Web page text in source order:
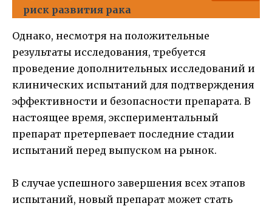
риск развития рака
Однако, несмотря на положительные
результаты исследования, требуется
проведение дополнительных исследований и
клинических испытаний для подтверждения
эффективности и безопасности препарата. В
настоящее время, экспериментальный
препарат претерпевает последние стадии
испытаний перед выпуском на рынок.
В случае успешного завершения всех этапов
испытаний, новый препарат может стать